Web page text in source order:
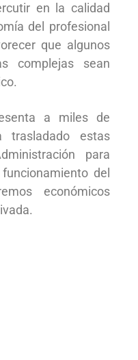
en la calidad
del profesional
que algunos
complejas sean
a miles de
trasladado estas
para
del
económicos